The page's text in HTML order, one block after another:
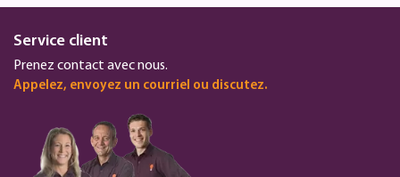
Service client
Prenez contact avec nous.
Appelez, envoyez un courriel ou discutez.